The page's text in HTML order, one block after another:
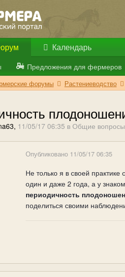
Предложения для фермеров
Календарь
форумы Растениеводство
11/05/17 06:35 в Общие вопросы
Опубликовано 11/05/17 06:35
Не только я в своей
один и даже 2 года, а у
периодичность
поделиться своими